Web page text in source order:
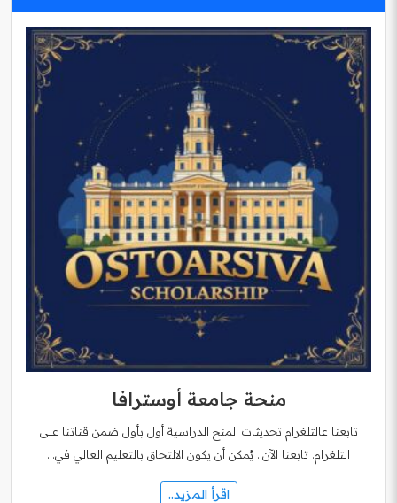
منحة جامعة أوسترافا
تابعنا عالتلغرام تحديثات المنح الدراسية أول بأول ضمن قناتنا على
التلغرام. تابعنا الآن.. يُمكن أن يكون الالتحاق بالتعليم العالي في…
اقرأ المزيد..